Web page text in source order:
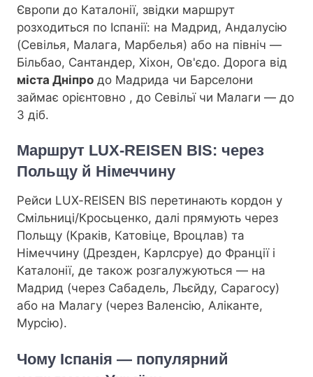
Європи до Каталонії, звідки маршрут
розходиться по Іспанії: на Мадрид, Андалусію
(Севілья, Малага, Марбелья) або на північ —
Більбао, Сантандер, Хіхон, Ов'єдо. Дорога від
міста Дніпро до Мадрида чи Барселони
займає орієнтовно , до Севільї чи Малаги — до
3 діб.
Маршрут LUX-REISEN BIS: через
Польщу й Німеччину
Рейси LUX-REISEN BIS перетинають кордон у
Смільниці/Кросьценко, далі прямують через
Польщу (Краків, Катовіце, Вроцлав) та
Німеччину (Дрезден, Карлсруе) до Франції і
Каталонії, де також розгалужуються — на
Мадрид (через Сабадель, Льєйду, Сарагосу)
або на Малагу (через Валенсію, Аліканте,
Мурсію).
Чому Іспанія — популярний